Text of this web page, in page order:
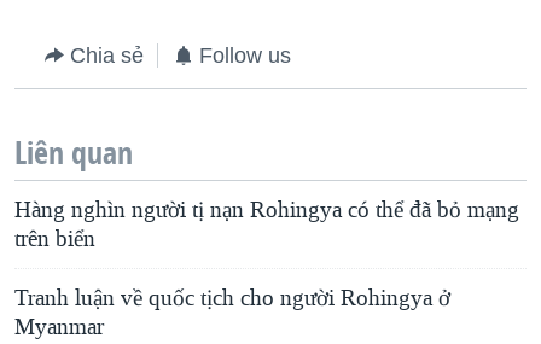
Chia sẻ Follow us
Liên quan
Hàng nghìn người tị nạn Rohingya có thể đã bỏ mạng
trên biển
Tranh luận về quốc tịch cho người Rohingya ở
Myanmar